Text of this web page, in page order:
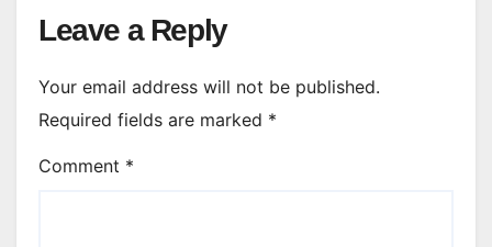
Leave a Reply
Your email address will not be published.
Required fields are marked *
Comment *